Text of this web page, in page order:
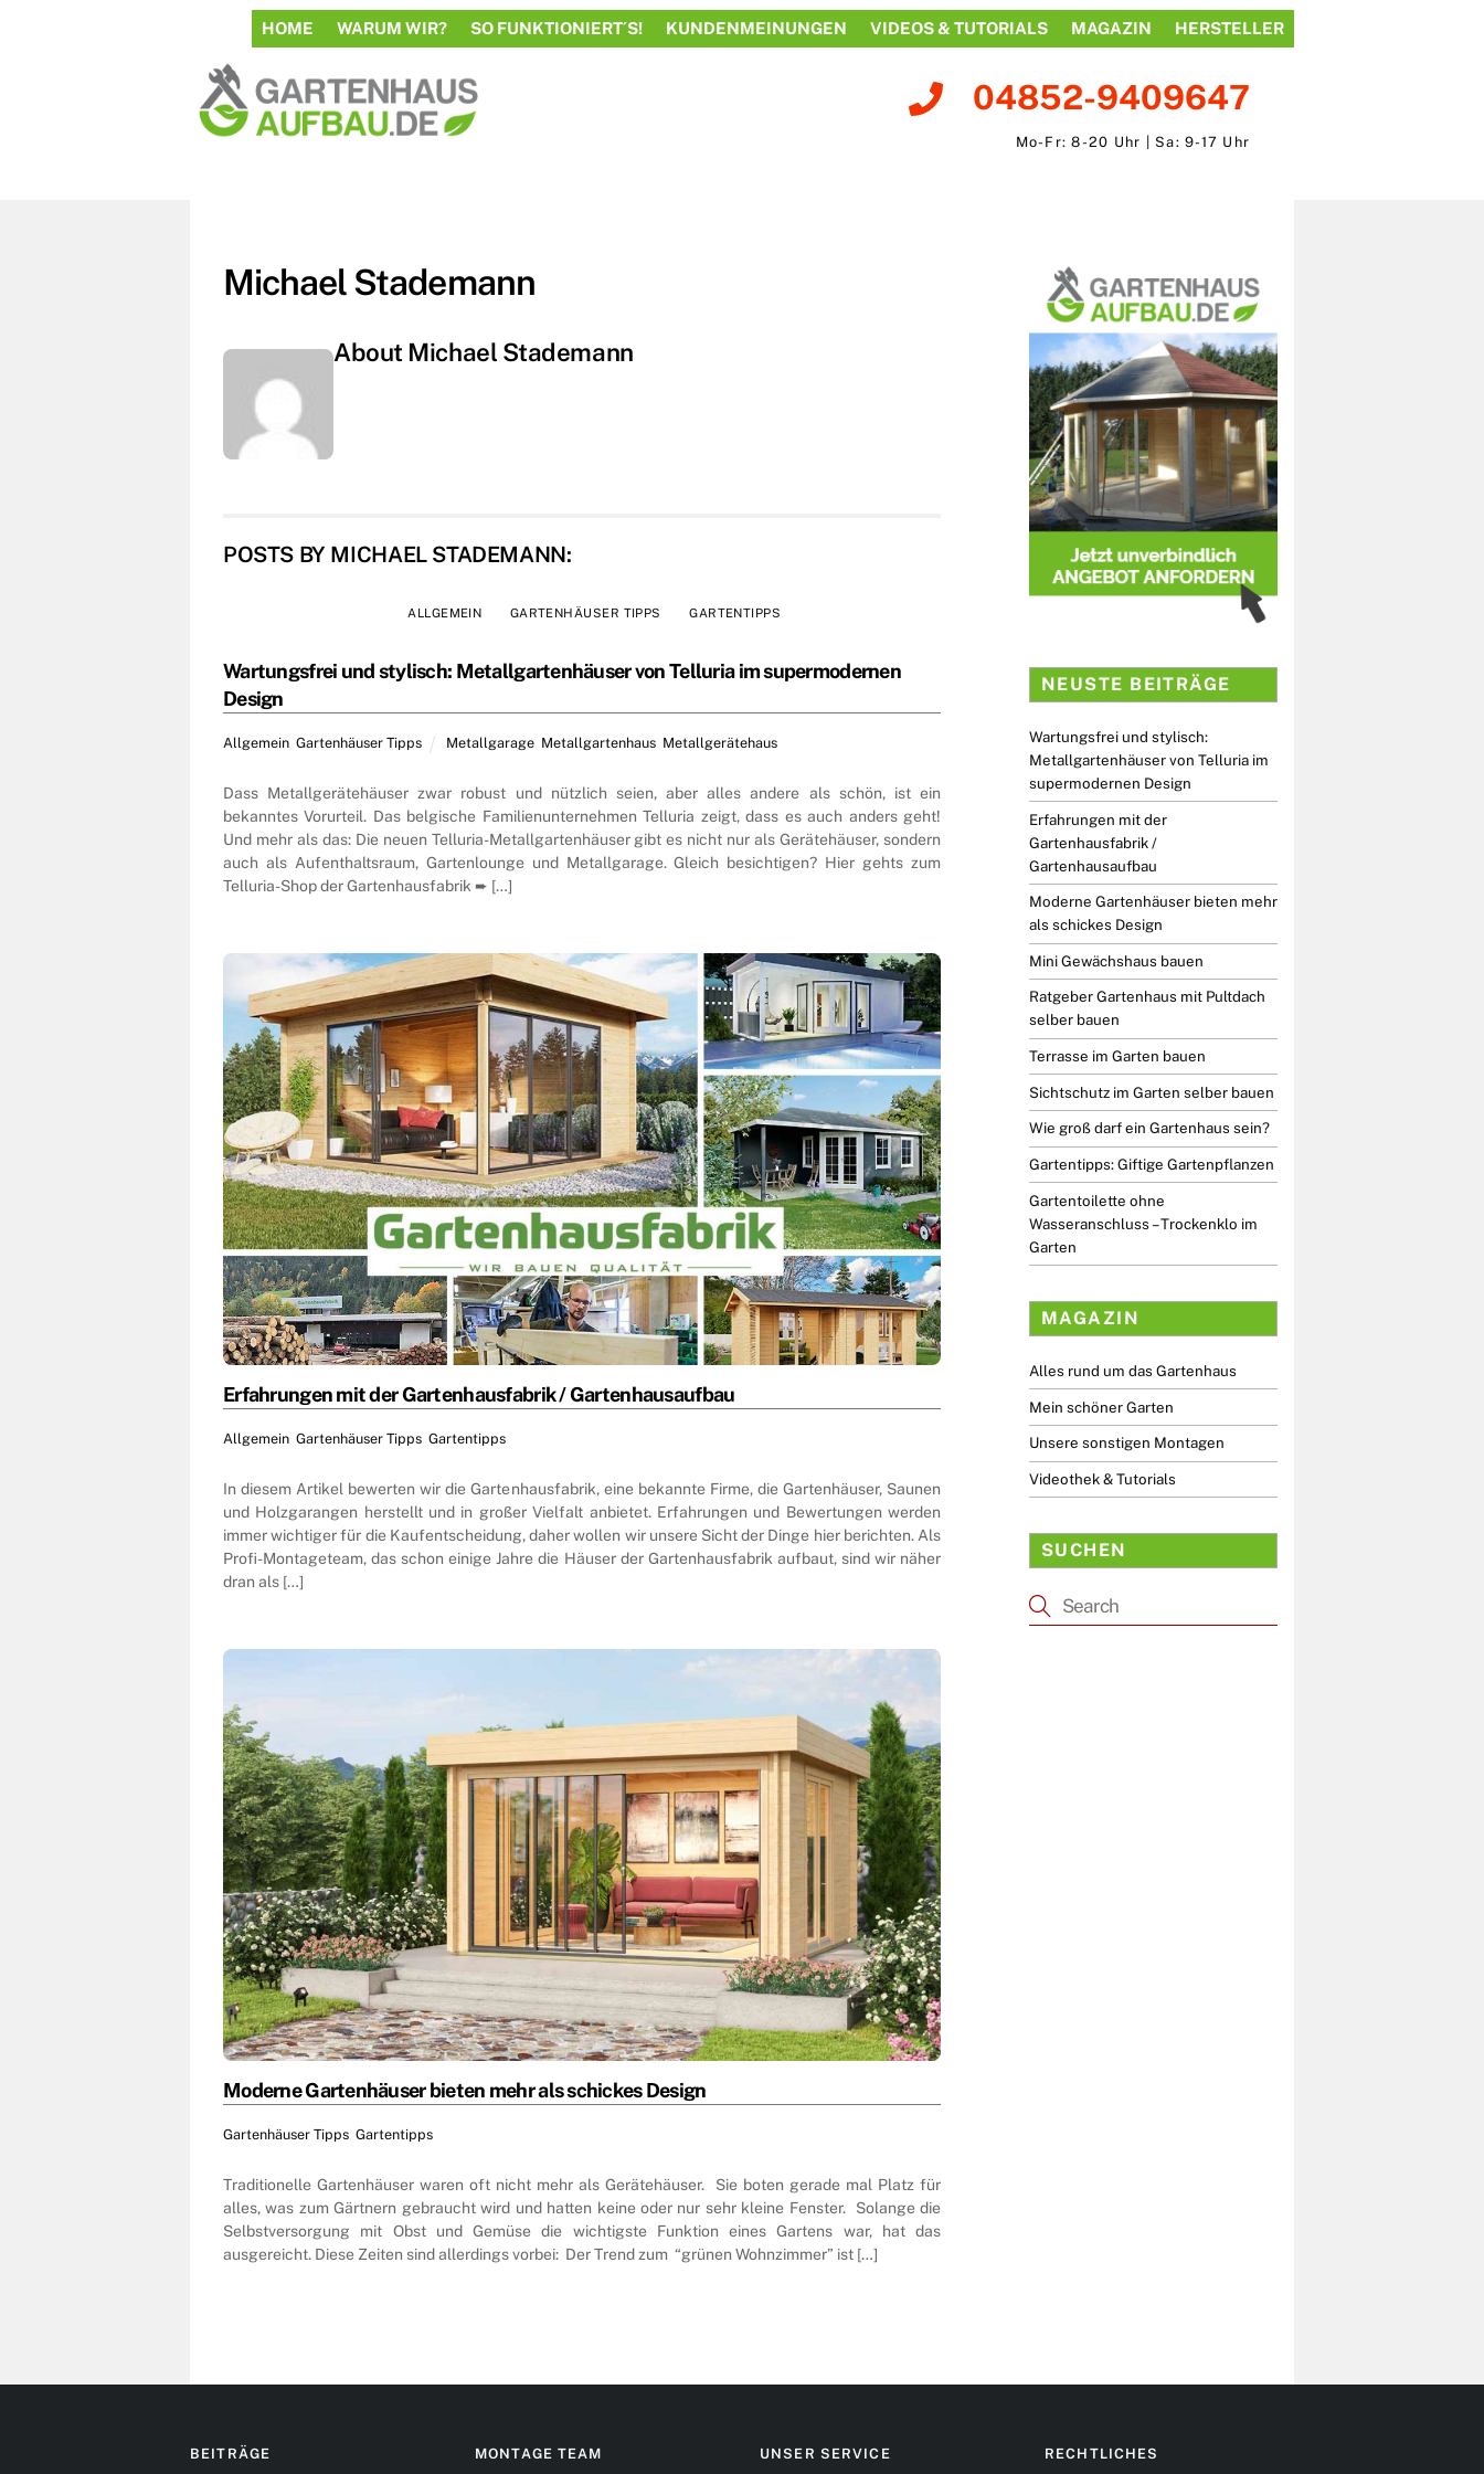
HOME WARUM WIR? SO FUNKTIONIERT´S! KUNDENMEINUNGEN VIDEOS & TUTORIALS MAGAZIN HERSTELLER
04852-9409647
Mo-Fr: 8-20 Uhr | Sa: 9-17 Uhr
Michael Stademann
About Michael Stademann
POSTS BY MICHAEL STADEMANN:
ALLGEMEIN GARTENHÄUSER TIPPS GARTENTIPPS
Wartungsfrei und stylisch: Metallgartenhäuser von Telluria im supermodernen
Design
Allgemein Gartenhäuser Tipps Metallgarage, Metallgartenhaus, Metallgerätehaus
Dass Metallgerätehäuser zwar robust und nützlich seien, aber alles andere als schön, ist ein
bekanntes Vorurteil. Das belgische Familienunternehmen Telluria zeigt, dass es auch anders geht!
Und mehr als das: Die neuen Telluria-Metallgartenhäuser gibt es nicht nur als Gerätehäuser, sondern
auch als Aufenthaltsraum, Gartenlounge und Metallgarage. Gleich besichtigen? Hier gehts zum
Telluria-Shop der Gartenhausfabrik ➨ […]
Erfahrungen mit der Gartenhausfabrik / Gartenhausaufbau
Allgemein Gartenhäuser Tipps Gartentipps
In diesem Artikel bewerten wir die Gartenhausfabrik, eine bekannte Firme, die Gartenhäuser, Saunen
und Holzgarangen herstellt und in großer Vielfalt anbietet. Erfahrungen und Bewertungen werden
immer wichtiger für die Kaufentscheidung, daher wollen wir unsere Sicht der Dinge hier berichten. Als
Profi-Montageteam, das schon einige Jahre die Häuser der Gartenhausfabrik aufbaut, sind wir näher
dran als […]
Moderne Gartenhäuser bieten mehr als schickes Design
Gartenhäuser Tipps Gartentipps
Traditionelle Gartenhäuser waren oft nicht mehr als Gerätehäuser. Sie boten gerade mal Platz für
alles, was zum Gärtnern gebraucht wird und hatten keine oder nur sehr kleine Fenster. Solange die
Selbstversorgung mit Obst und Gemüse die wichtigste Funktion eines Gartens war, hat das
ausgereicht. Diese Zeiten sind allerdings vorbei: Der Trend zum “grünen Wohnzimmer” ist […]
NEUSTE BEITRÄGE
Wartungsfrei und stylisch:
Metallgartenhäuser von Telluria im
supermodernen Design
Erfahrungen mit der
Gartenhausfabrik /
Gartenhausaufbau
Moderne Gartenhäuser bieten mehr
als schickes Design
Mini Gewächshaus bauen
Ratgeber Gartenhaus mit Pultdach
selber bauen
Terrasse im Garten bauen
Sichtschutz im Garten selber bauen
Wie groß darf ein Gartenhaus sein?
Gartentipps: Giftige Gartenpflanzen
Gartentoilette ohne
Wasseranschluss – Trockenklo im
Garten
MAGAZIN
Alles rund um das Gartenhaus
Mein schöner Garten
Unsere sonstigen Montagen
Videothek & Tutorials
SUCHEN
BEITRÄGE MONTAGE TEAM UNSER SERVICE RECHTLICHES